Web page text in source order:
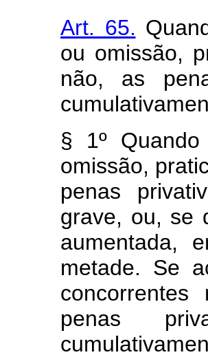
Art. 65.
ou omissão,
não, as
§ 1º
omissão,
penas
grave, ou, se
aumentada,
metade. Se
penas